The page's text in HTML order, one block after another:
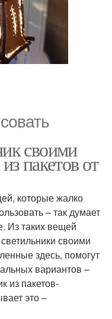
своими
пакетов от
которые жалко
– так думает
Из таких вещей
своими
здесь, помогут
вариантов –
из пакетов-
это –